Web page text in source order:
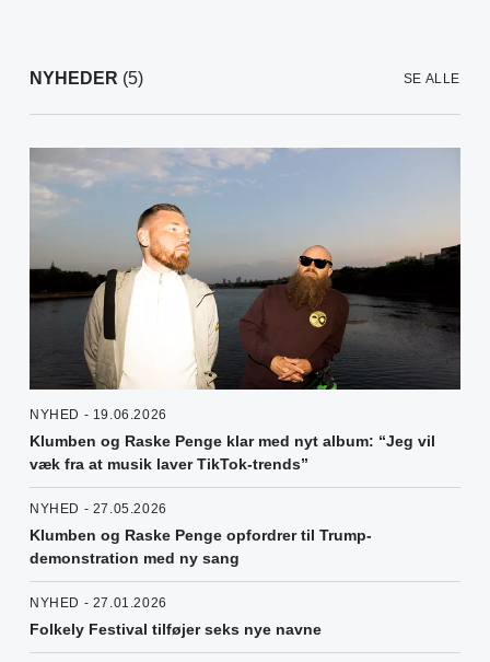
NYHEDER (5) SE ALLE
NYHED - 19.06.2026
Klumben og Raske Penge klar med nyt album: “Jeg vil
væk fra at musik laver TikTok-trends”
NYHED - 27.05.2026
Klumben og Raske Penge opfordrer til Trump-
demonstration med ny sang
NYHED - 27.01.2026
Folkely Festival tilføjer seks nye navne